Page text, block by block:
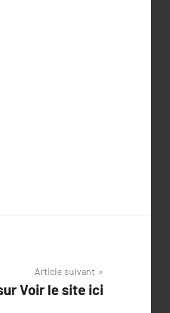
Article suivant
Voir le site ici